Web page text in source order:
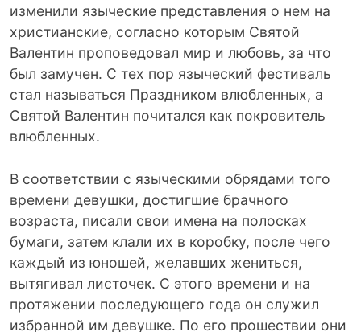
изменили языческие представления о нем на
христианские, согласно которым Святой
Валентин проповедовал мир и любовь, за что
был замучен. С тех пор языческий фестиваль
стал называться Праздником влюбленных, а
Святой Валентин почитался как покровитель
влюбленных.
В соответствии с языческими обрядами того
времени девушки, достигшие брачного
возраста, писали свои имена на полосках
бумаги, затем клали их в коробку, после чего
каждый из юношей, желавших жениться,
вытягивал листочек. С этого времени и на
протяжении последующего года он служил
избранной им девушке. По его прошествии они